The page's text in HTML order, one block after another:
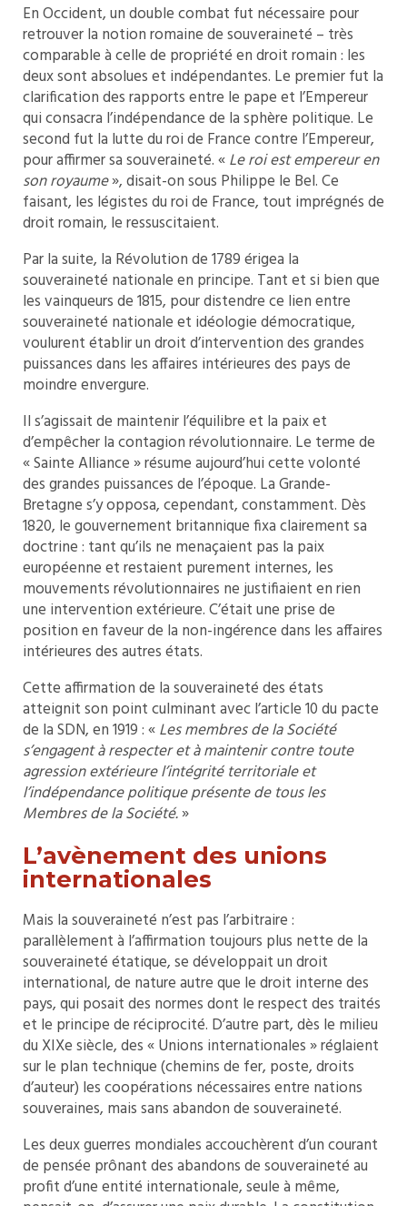
En Occident, un double combat fut nécessaire pour
retrouver la notion romaine de souveraineté – très
comparable à celle de propriété en droit romain : les
deux sont absolues et indépendantes. Le premier fut la
clarification des rapports entre le pape et l’Empereur
qui consacra l’indépendance de la sphère politique. Le
second fut la lutte du roi de France contre l’Empereur,
pour affirmer sa souveraineté. «Le roi est empereur en
son royaume», disait-on sous Philippe le Bel. Ce
faisant, les légistes du roi de France, tout imprégnés de
droit romain, le ressuscitaient.
Par la suite, la Révolution de 1789 érigea la
souveraineté nationale en principe. Tant et si bien que
les vainqueurs de 1815, pour distendre ce lien entre
souveraineté nationale et idéologie démocratique,
voulurent établir un droit d’intervention des grandes
puissances dans les affaires intérieures des pays de
moindre envergure.
Il s’agissait de maintenir l’équilibre et la paix et
d’empêcher la contagion révolutionnaire. Le terme de
« Sainte Alliance » résume aujourd’hui cette volonté
des grandes puissances de l’époque. La Grande-
Bretagne s’y opposa, cependant, constamment. Dès
1820, le gouvernement britannique fixa clairement sa
doctrine : tant qu’ils ne menaçaient pas la paix
européenne et restaient purement internes, les
mouvements révolutionnaires ne justifiaient en rien
une intervention extérieure. C’était une prise de
position en faveur de la non-ingérence dans les affaires
intérieures des autres états.
Cette affirmation de la souveraineté des états
atteignit son point culminant avec l’article 10 du pacte
de la SDN, en 1919 : «Les membres de la Société
s’engagent à respecter et à maintenir contre toute
agression extérieure l’intégrité territoriale et
l’indépendance politique présente de tous les
Membres de la Société.»
L’avènement des unions
internationales
Mais la souveraineté n’est pas l’arbitraire :
parallèlement à l’affirmation toujours plus nette de la
souveraineté étatique, se développait un droit
international, de nature autre que le droit interne des
pays, qui posait des normes dont le respect des traités
et le principe de réciprocité. D’autre part, dès le milieu
du XIXe siècle, des « Unions internationales » réglaient
sur le plan technique (chemins de fer, poste, droits
d’auteur) les coopérations nécessaires entre nations
souveraines, mais sans abandon de souveraineté.
Les deux guerres mondiales accouchèrent d’un courant
de pensée prônant des abandons de souveraineté au
profit d’une entité internationale, seule à même,